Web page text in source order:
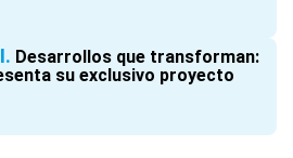
Desarrollos que transforman:
su exclusivo proyecto